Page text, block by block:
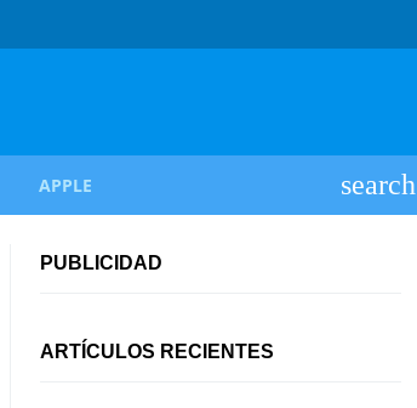
APPLE
PUBLICIDAD
ARTÍCULOS RECIENTES